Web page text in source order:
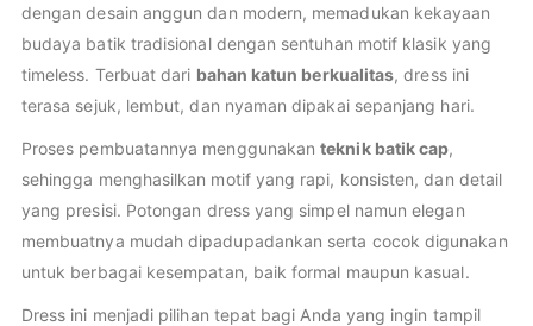
dengan desain anggun dan modern, memadukan kekayaan
budaya batik tradisional dengan sentuhan motif klasik yang
timeless. Terbuat dari bahan katun berkualitas, dress ini
terasa sejuk, lembut, dan nyaman dipakai sepanjang hari.
Proses pembuatannya menggunakanteknik batik cap,
sehingga menghasilkan motif yang rapi, konsisten, dan detail
yang presisi. Potongan dress yang simpel namun elegan
membuatnya mudah dipadupadankan serta cocok digunakan
untuk berbagai kesempatan, baik formal maupun kasual.
Dress ini menjadi pilihan tepat bagi Anda yang ingin tampil